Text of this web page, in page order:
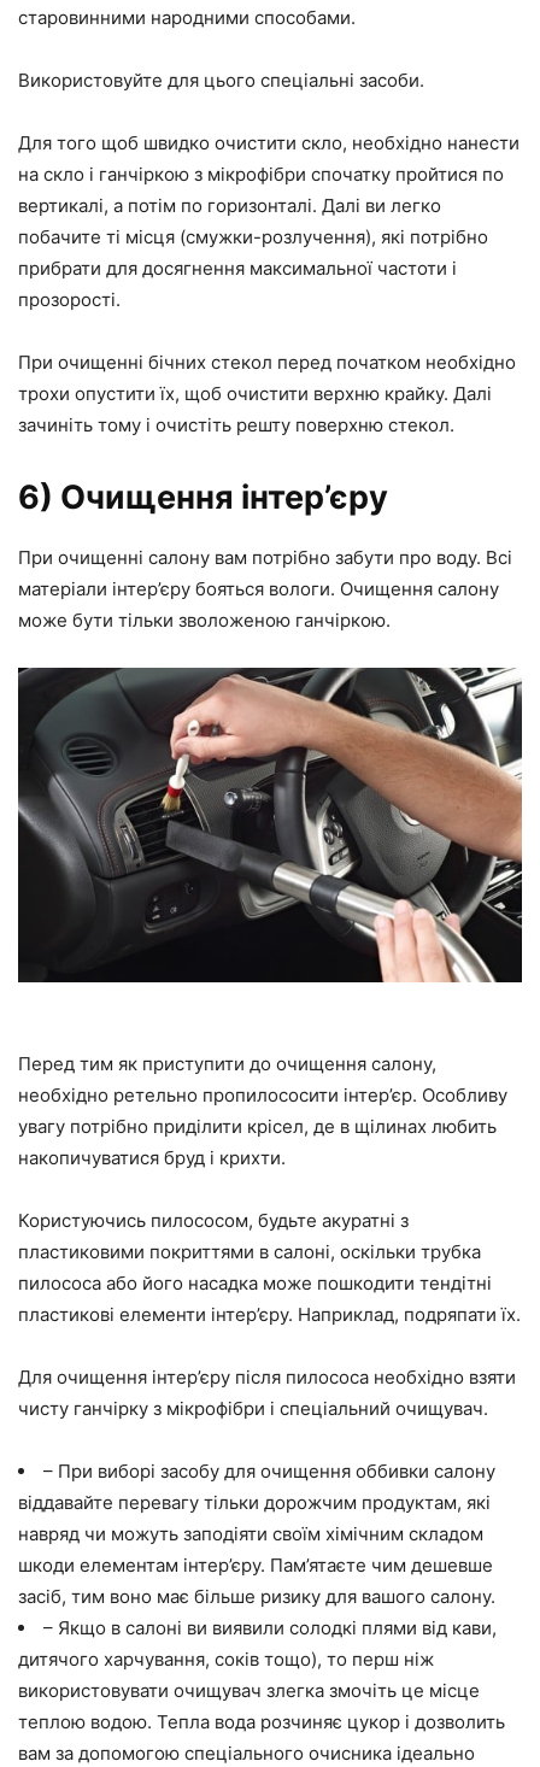
старовинними народними способами.
Використовуйте для цього спеціальні засоби.
Для того щоб швидко очистити скло, необхідно нанести
на скло і ганчіркою з мікрофібри спочатку пройтися по
вертикалі, а потім по горизонталі. Далі ви легко
побачите ті місця (смужки-розлучення), які потрібно
прибрати для досягнення максимальної частоти і
прозорості.
При очищенні бічних стекол перед початком необхідно
трохи опустити їх, щоб очистити верхню крайку. Далі
зачиніть тому і очистіть решту поверхню стекол.
6) Очищення інтер’єру
При очищенні салону вам потрібно забути про воду. Всі
матеріали інтер’єру бояться вологи. Очищення салону
може бути тільки зволоженою ганчіркою.
Перед тим як приступити до очищення салону,
необхідно ретельно пропилососити інтер’єр. Особливу
увагу потрібно приділити крісел, де в щілинах любить
накопичуватися бруд і крихти.
Користуючись пилососом, будьте акуратні з
пластиковими покриттями в салоні, оскільки трубка
пилососа або його насадка може пошкодити тендітні
пластикові елементи інтер’єру. Наприклад, подряпати їх.
Для очищення інтер’єру після пилососа необхідно взяти
чисту ганчірку з мікрофібри і спеціальний очищувач.
– При виборі засобу для очищення оббивки салону
віддавайте перевагу тільки дорожчим продуктам, які
навряд чи можуть заподіяти своїм хімічним складом
шкоди елементам інтер’єру. Пам’ятаєте чим дешевше
засіб, тим воно має більше ризику для вашого салону.
– Якщо в салоні ви виявили солодкі плями від кави,
дитячого харчування, соків тощо), то перш ніж
використовувати очищувач злегка змочіть це місце
теплою водою. Тепла вода розчиняє цукор і дозволить
вам за допомогою спеціального очисника ідеально